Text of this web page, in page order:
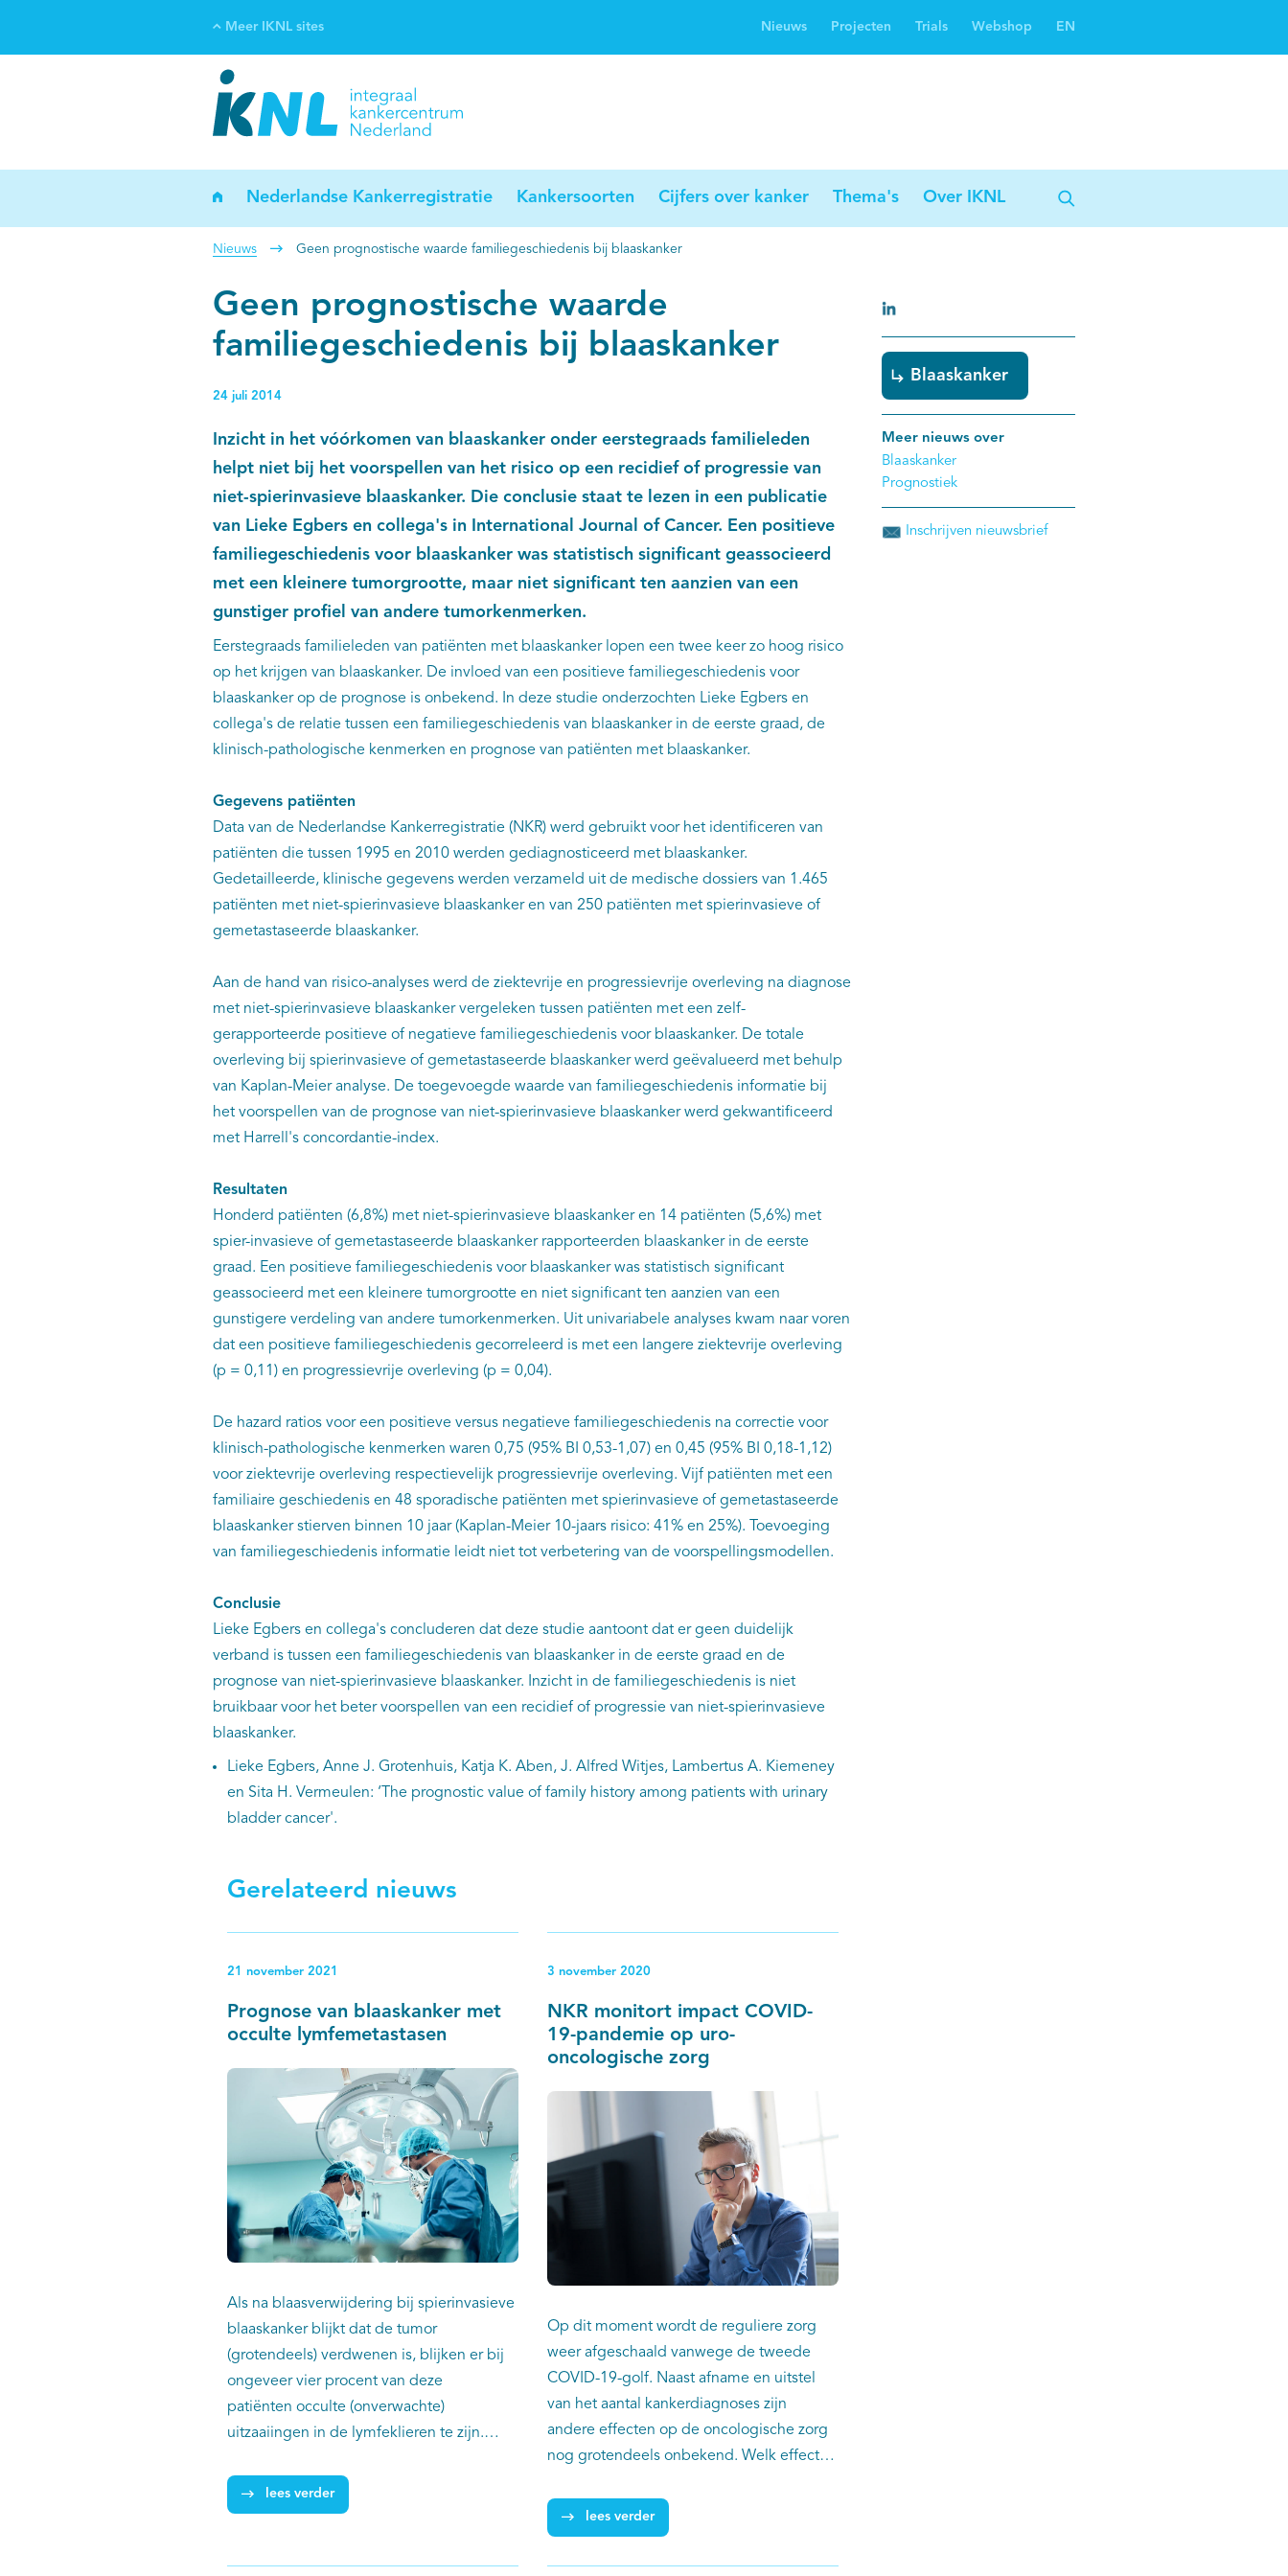
kanker
Meer IKNL sites Nieuws Projecten Trials Webshop EN
Nederlandse Kankerregistratie Kankersoorten Cijfers over kanker Thema's Over IKNL
Nieuws Geen prognostische waarde familiegeschiedenis bij blaaskanker
Geen prognostische waarde
familiegeschiedenis bij blaaskanker
24 juli 2014
Inzicht in het vóórkomen van blaaskanker onder eerstegraads familieleden
helpt niet bij het ​​voorspellen van het risico op een recidief of progressie van
niet-spierinvasieve blaaskanker. Die conclusie staat te lezen in een publicatie
van Lieke Egbers en collega's in International Journal of Cancer. Een positieve
familiegeschiedenis voor blaaskanker was statistisch significant geassocieerd
met een kleinere tumorgrootte, maar niet significant ten aanzien van een
gunstiger profiel van andere tumorkenmerken.
Eerstegraads familieleden van patiënten met blaaskanker lopen een twee keer zo hoog risico
op het krijgen van blaaskanker. De invloed van een positieve familiegeschiedenis voor
blaaskanker op de prognose is onbekend. In deze studie onderzochten Lieke Egbers en
collega's de relatie tussen een familiegeschiedenis van blaaskanker in de eerste graad, de
klinisch-pathologische kenmerken en prognose van patiënten met blaaskanker.
Gegevens patiënten
Data van de Nederlandse Kankerregistratie (NKR) werd gebruikt voor het identificeren van
patiënten die tussen 1995 en 2010 werden gediagnosticeerd met blaaskanker.
Gedetailleerde, klinische gegevens werden verzameld uit de medische dossiers van 1.465
patiënten met niet-spierinvasieve blaaskanker en van 250 patiënten met spierinvasieve of
gemetastaseerde blaaskanker.
Aan de hand van risico-analyses werd de ziektevrije en progressievrije overleving na diagnose
met niet-spierinvasieve blaaskanker vergeleken tussen patiënten met een zelf-
gerapporteerde positieve of negatieve familiegeschiedenis voor blaaskanker. De totale
overleving bij spierinvasieve of gemetastaseerde blaaskanker werd geëvalueerd met behulp
van Kaplan-Meier analyse. De toegevoegde waarde van familiegeschiedenis informatie bij
het voorspellen van de prognose van niet-spierinvasieve blaaskanker werd gekwantificeerd
met Harrell's concordantie-index.
Resultaten
Honderd patiënten (6,8%) met niet-spierinvasieve blaaskanker en 14 patiënten (5,6%) met
spier-invasieve of gemetastaseerde blaaskanker rapporteerden blaaskanker in de eerste
graad. Een positieve familiegeschiedenis voor blaaskanker was statistisch significant
geassocieerd met een kleinere tumorgrootte en niet significant ten aanzien van een
gunstigere verdeling van andere tumorkenmerken. Uit univariabele analyses kwam naar voren
dat een positieve familiegeschiedenis gecorreleerd is met een langere ziektevrije overleving
(p = 0,11) en progressievrije overleving (p = 0,04).
De hazard ratios voor een positieve versus negatieve familiegeschiedenis na correctie voor
klinisch-pathologische kenmerken waren 0,75 (95% BI 0,53-1,07) en 0,45 (95% BI 0,18-1,12)
voor ziektevrije overleving respectievelijk progressievrije overleving. Vijf patiënten met een
familiaire geschiedenis en 48 sporadische patiënten met spierinvasieve of gemetastaseerde
blaaskanker stierven binnen 10 jaar (Kaplan-Meier 10-jaars risico: 41% en 25%). Toevoeging
van familiegeschiedenis informatie leidt niet tot verbetering van de voorspellingsmodellen.
Conclusie
Lieke Egbers en collega's concluderen dat deze studie aantoont dat er geen duidelijk
verband is tussen een familiegeschiedenis van blaaskanker in de eerste graad en de
prognose van niet-spierinvasieve blaaskanker. Inzicht in de familiegeschiedenis is niet
bruikbaar voor het beter ​​voorspellen van een recidief of progressie van niet-spierinvasieve
blaaskanker.
Lieke Egbers, Anne J. Grotenhuis, Katja K. Aben, J. Alfred Witjes, Lambertus A. Kiemeney
en Sita H. Vermeulen: ‘The prognostic value of family history among patients with urinary
bladder cancer'.
Gerelateerd nieuws
21 november 2021
Prognose van blaaskanker met
occulte lymfemetastasen
Als na blaasverwijdering bij spierinvasieve
blaaskanker blijkt dat de tumor
(grotendeels) verdwenen is, blijken er bij
ongeveer vier procent van deze
patiënten occulte (onverwachte)
uitzaaiingen in de lymfeklieren te zijn.
overleving. Dat blijkt uit een studie van de
BlaaskankerZorg in Beeld (BlaZIB)-groep.
lees verder
3 november 2020
NKR monitort impact COVID-
19-pandemie op uro-
oncologische zorg
Op dit moment wordt de reguliere zorg
weer afgeschaald vanwege de tweede
COVID-19-golf. Naast afname en uitstel
van het aantal kankerdiagnoses zijn
andere effecten op de oncologische zorg
nog grotendeels onbekend. Welk effect
de uitkomsten van behandeling? Deze en
andere vragen kunnen in de toekomst
lees verder
Blaaskanker
Meer nieuws over
Blaaskanker
Prognostiek
Inschrijven nieuwsbrief